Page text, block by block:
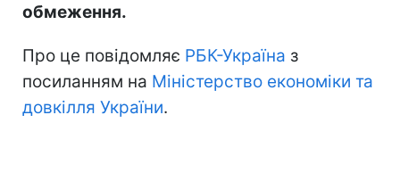
обмеження.
Про це повідомляє РБК-Україна з
посиланням на Міністерство економіки та
довкілля України.